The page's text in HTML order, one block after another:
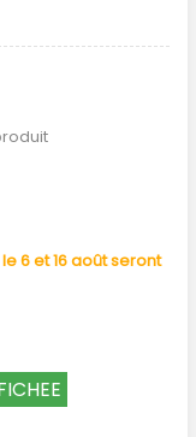
6 et 16 août seront